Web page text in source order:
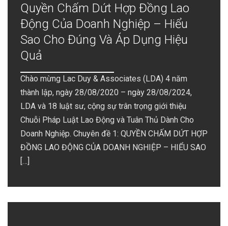
Quyền Chấm Dứt Hợp Đồng Lao
Động Của Doanh Nghiệp – Hiểu
Sao Cho Đúng Và Áp Dụng Hiệu
Quả
Chào mừng Lac Duy & Associates (LDA) 4 năm
thành lập, ngày 28/08/2020 – ngày 28/08/2024,
LDA và 18 luật sư, cộng sự trân trọng giới thiệu
Chuỗi Pháp Luật Lao Động và Tuân Thủ Dành Cho
Doanh Nghiệp. Chuyên đề 1: QUYỀN CHẤM DỨT HỢP
ĐỒNG LAO ĐỘNG CỦA DOANH NGHIỆP – HIỂU SAO
[…]